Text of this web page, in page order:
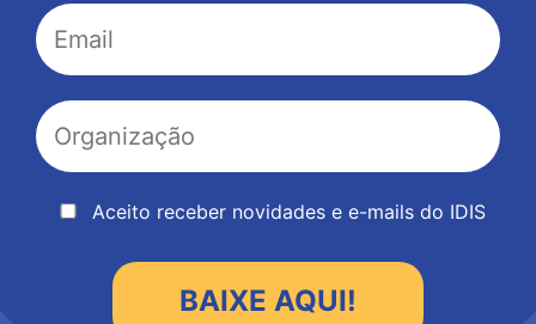
Aceito receber novidades e e-mails do IDIS